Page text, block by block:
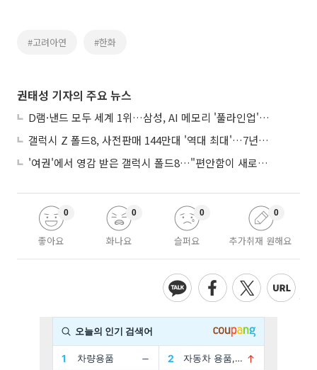
#고려아연 #한화
권태성 기자의 주요 뉴스
D램·낸드 모두 세계 1위…삼성, AI 메모리 '풀라인업'으로 승부
갤럭시 Z 폴드8, 사전판매 144만대 '역대 최대'…7년만에 갤노트10 기록 넘어
'여권'에서 영감 받은 갤럭시 폴드8…"편안함이 새로운 디자인 경쟁력"
좋아요
0
화나요
0
슬퍼요
0
추가취재 원해요
0